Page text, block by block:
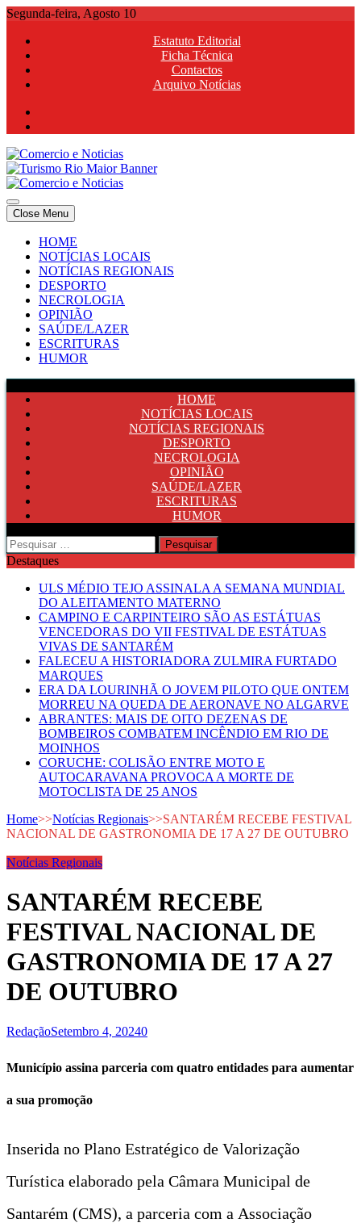
Skip
content
Segunda-feira, Agosto 10
Estatuto Editorial
Ficha Técnica
Contactos
Arquivo Notícias
Comercio e Noticias
Notícias e Publicidade Online
Comercio e Noticias
Notícias e Publicidade Online
Close Menu
HOME
NOTÍCIAS LOCAIS
NOTÍCIAS REGIONAIS
DESPORTO
NECROLOGIA
OPINIÃO
SAÚDE/LAZER
ESCRITURAS
HUMOR
HOME
NOTÍCIAS LOCAIS
NOTÍCIAS REGIONAIS
DESPORTO
NECROLOGIA
OPINIÃO
SAÚDE/LAZER
ESCRITURAS
HUMOR
Pesquisar
por:
Destaques
ULS MÉDIO TEJO ASSINALA A SEMANA MUNDIAL
DO ALEITAMENTO MATERNO
CAMPINO E CARPINTEIRO SÃO AS ESTÁTUAS
VENCEDORAS DO VII FESTIVAL DE ESTÁTUAS
VIVAS DE SANTARÉM
FALECEU A HISTORIADORA ZULMIRA FURTADO
MARQUES
ERA DA LOURINHÃ O JOVEM PILOTO QUE ONTEM
MORREU NA QUEDA DE AERONAVE NO ALGARVE
ABRANTES: MAIS DE OITO DEZENAS DE
BOMBEIROS COMBATEM INCÊNDIO EM RIO DE
MOINHOS
CORUCHE: COLISÃO ENTRE MOTO E
AUTOCARAVANA PROVOCA A MORTE DE
MOTOCLISTA DE 25 ANOS
Home>>Notícias Regionais>>SANTARÉM RECEBE FESTIVAL
NACIONAL DE GASTRONOMIA DE 17 A 27 DE OUTUBRO
Notícias Regionais
SANTARÉM RECEBE
FESTIVAL NACIONAL DE
GASTRONOMIA DE 17 A 27
DE OUTUBRO
RedaçãoSetembro 4, 20240
Município assina parceria com quatro entidades para aumentar
a sua promoção
Inserida no Plano Estratégico de Valorização
Turística elaborado pela Câmara Municipal de
Santarém (CMS), a parceria com a Associação